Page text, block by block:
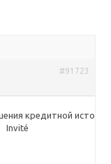
#91723
кредитной истории
Invité